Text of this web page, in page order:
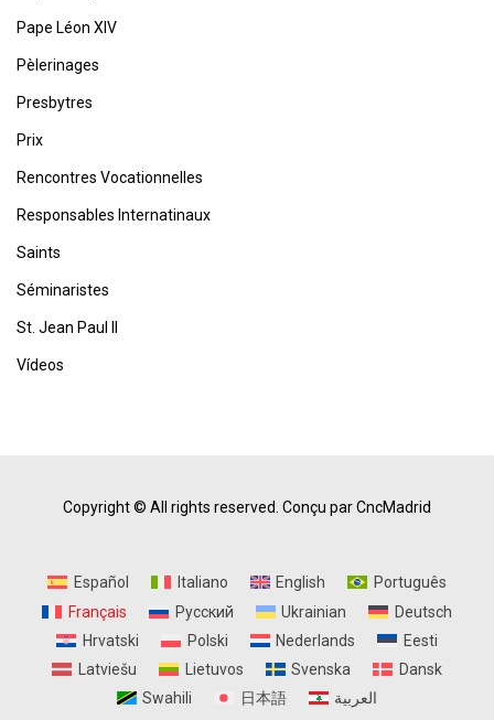
Pape Léon XIV
Pèlerinages
Presbytres
Prix
Rencontres Vocationnelles
Responsables Internatinaux
Saints
Séminaristes
St. Jean Paul II
Vídeos
Copyright © All rights reserved. Conçu par CncMadrid
Español Italiano English
Português
Français
Русский Ukrainian
Deutsch
Hrvatski
Polski Nederlands
Eesti
Latviešu
Lietuvos Svenska
Dansk
Swahili
日本語 العربية